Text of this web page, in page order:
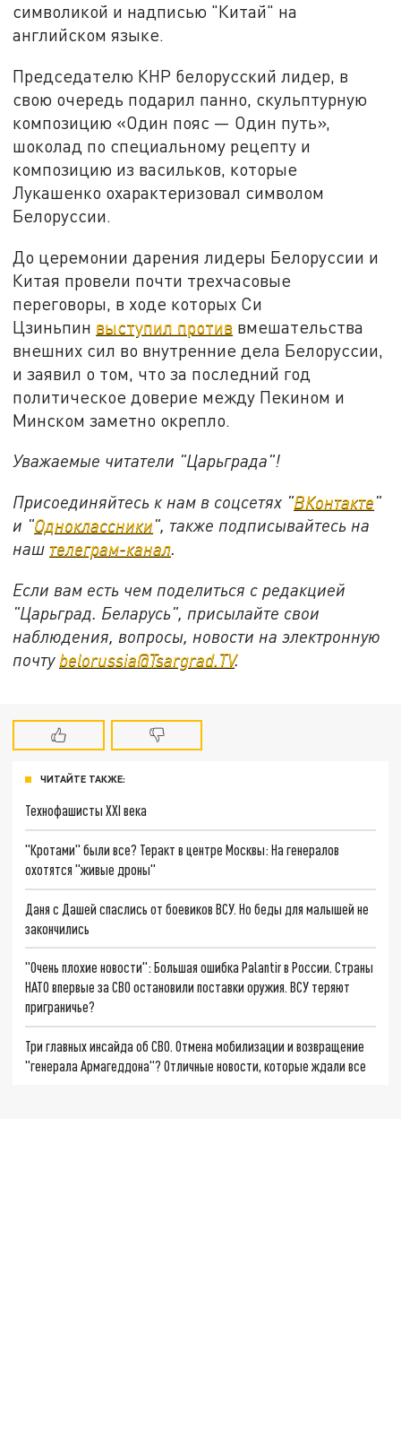
символикой и надписью "Китай" на
английском языке.
Председателю КНР белорусский лидер, в
свою очередь подарил панно, скульптурную
композицию «Один пояс — Один путь»,
шоколад по специальному рецепту и
композицию из васильков, которые
Лукашенко охарактеризовал символом
Белоруссии.
До церемонии дарения лидеры Белоруссии и
Китая провели почти трехчасовые
переговоры, в ходе которых Си
Цзиньпин выступил против вмешательства
внешних сил во внутренние дела Белоруссии,
и заявил о том, что за последний год
политическое доверие между Пекином и
Минском заметно окрепло.
Уважаемые читатели "Царьграда"!
Присоединяйтесь к нам в соцсетях "ВКонтакте"
и "Одноклассники", также подписывайтесь на
наш телеграм-канал.
Если вам есть чем поделиться с редакцией
"Царьград. Беларусь", присылайте свои
наблюдения, вопросы, новости на электронную
почту belorussia@Tsargrad.TV.
ЧИТАЙТЕ ТАКЖЕ:
Технофашисты XXI века
"Кротами" были все? Теракт в центре Москвы: На генералов
охотятся "живые дроны"
Даня с Дашей спаслись от боевиков ВСУ. Но беды для малышей не
закончились
"Очень плохие новости": Большая ошибка Palantir в России. Страны
НАТО впервые за СВО остановили поставки оружия. ВСУ теряют
приграничье?
Три главных инсайда об СВО. Отмена мобилизации и возвращение
"генерала Армагеддона"? Отличные новости, которые ждали все